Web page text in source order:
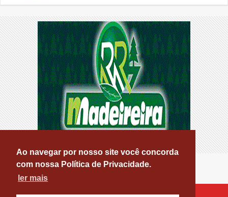
Ao navegar por nosso site você concorda
com nossa Política de Privacidade.
ler mais